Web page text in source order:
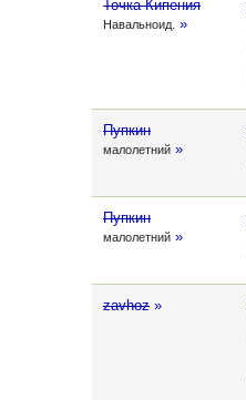
Точка Кипения
Навальноид. »
Пупкин
малолетний »
Пупкин
малолетний »
zavhoz »